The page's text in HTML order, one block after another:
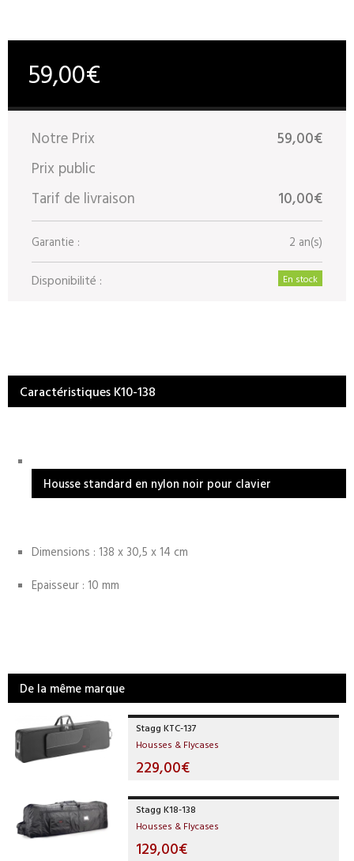
59,00€
Notre Prix
59,00€
Prix public
Tarif de livraison
10,00€
Garantie : 2 an(s)
Disponibilité : En stock
Caractéristiques K10-138
Housse standard en nylon noir pour clavier
Dimensions : 138 x 30,5 x 14 cm
Epaisseur : 10 mm
De la même marque
Stagg KTC-137
Housses & Flycases
229,00€
Stagg K18-138
Housses & Flycases
129,00€